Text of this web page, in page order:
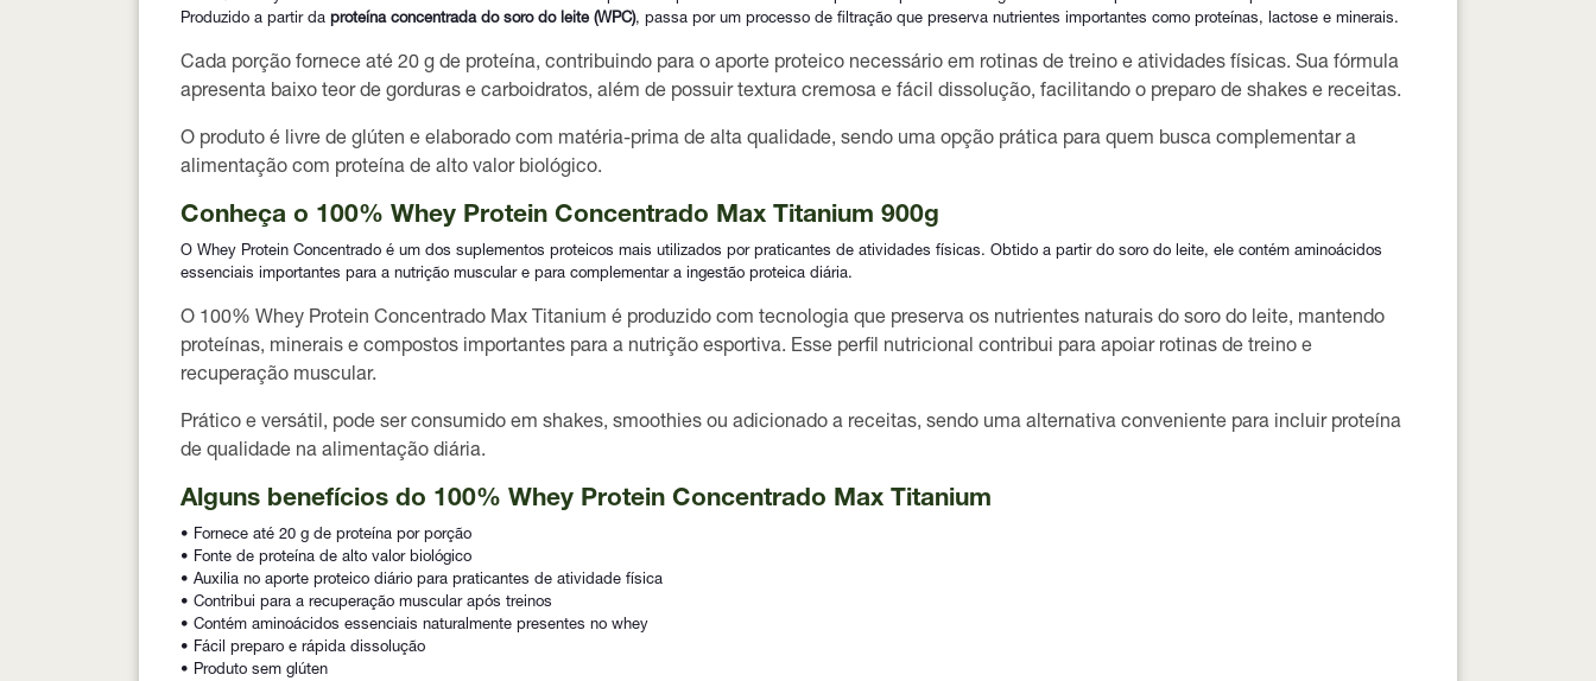
Produzido a partir da proteína concentrada do soro do leite (WPC), passa por um processo de filtração que preserva nutrientes importantes como proteínas, lactose e minerais.
Cada porção fornece até 20 g de proteína, contribuindo para o aporte proteico necessário em rotinas de treino e atividades físicas. Sua fórmula
apresenta baixo teor de gorduras e carboidratos, além de possuirtextura cremosa e fácil dissolução, facilitando o preparo de shakes e receitas.
O produto é livre de glúten e elaborado com matéria-prima de alta qualidade, sendo uma opção prática para quem busca complementar a
alimentação com proteína de alto valor biológico.
Conheça o 100% Whey Protein Concentrado Max Titanium 900g
O Whey Protein Concentrado é um dos suplementos proteicos mais utilizados por praticantes de atividades físicas. Obtido a partir do soro do leite, ele contém aminoácidos
essenciais importantes para a nutrição muscular e para complementar a ingestão proteica diária.
O 100% Whey Protein Concentrado Max Titanium é produzido com tecnologia que preserva os nutrientes naturais do soro do leite, mantendo
proteínas, minerais e compostos importantes para a nutrição esportiva. Esse perfil nutricional contribui para apoiar rotinas de treino e
recuperação muscular.
Prático e versátil, pode ser consumido em shakes, smoothies ou adicionado a receitas, sendo uma alternativa conveniente para incluir proteína
de qualidade na alimentação diária.
Alguns benefícios do 100% Whey Protein Concentrado Max Titanium
• Fornece até 20 g de proteína por porção
• Fonte de proteína de alto valor biológico
• Auxilia no aporte proteico diário para praticantes de atividade física
• Contribui para a recuperação muscular após treinos
• Contém aminoácidos essenciais naturalmente presentes no whey
• Fácil preparo e rápida dissolução
• Produto sem glúten